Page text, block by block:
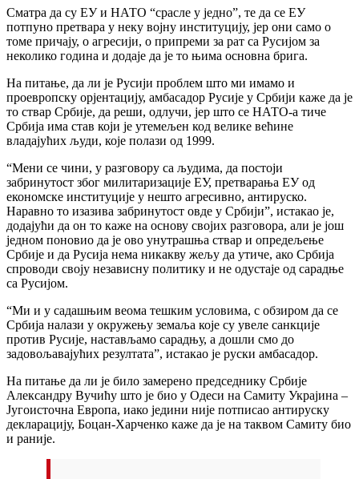
Сматра да су ЕУ и НАТО “срасле у једно”, те да се ЕУ
потпуно претвара у неку војну институцију, јер они само о
томе причају, о агресији, о припреми за рат са Русијом за
неколико година и додаје да је то њима основна брига.
На питање, да ли је Русији проблем што ми имамо и
проевропску орјентацију, амбасадор Русије у Србији каже да је
то ствар Србије, да реши, одлучи, јер што се НАТО-а тиче
Србија има став који је утемељен код велике већине
владајућих људи, које полази од 1999.
“Мени се чини, у разговору са људима, да постоји
забринутост због милитаризације ЕУ, претварања ЕУ од
економске институције у нешто агресивно, антируско.
Наравно то изазива забринутост овде у Србији”, истакао је,
додајући да он то каже на основу својих разговора, али је још
једном поновио да је ово унутрашња ствар и опредељење
Србије и да Русија нема никакву жељу да утиче, ако Србија
спроводи своју независну политику и не одустаје од сарадње
са Русијом.
“Ми и у садашњим веома тешким условима, с обзиром да се
Србија налази у окружењу земаља које су увеле санкције
против Русије, настављамо сарадњу, а дошли смо до
задовољавајућих резултата”, истакао је руски амбасадор.
На питање да ли је било замерено председнику Србије
Александру Вучићу што је био у Одеси на Самиту Украјина –
Југоисточна Европа, иако једини није потписао антируску
декларацију, Боцан-Харченко каже да је на таквом Самиту био
и раније.